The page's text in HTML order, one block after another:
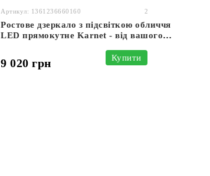
Артикул: 1361236660160 2
Ростове дзеркало з підсвіткою обличчя
LED прямокутне Karnet - від вашого
9 020 грн Купити